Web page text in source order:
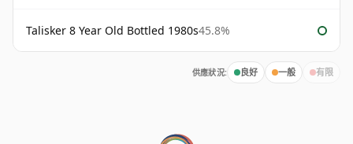
Talisker 8 Year Old Bottled 1980s45.8%
供應狀況: 良好 一般 有限